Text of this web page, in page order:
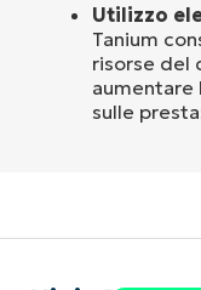
Utilizzo
Tanium
risorse del
aumentare
sulle